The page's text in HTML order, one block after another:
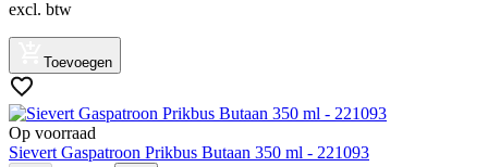
excl. btw
Toevoegen
Op voorraad
Sievert Gaspatroon Prikbus Butaan 350 ml - 221093